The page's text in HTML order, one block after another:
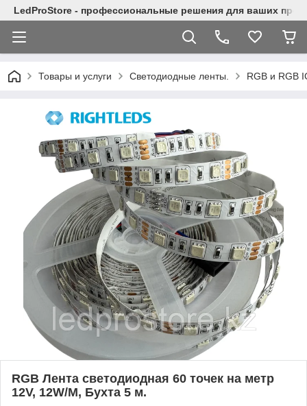
LedProStore - профессиональные решения для ваших
Товары и услуги Светодиодные ленты. RGB и RGB
RGB Лента светодиодная 60 точек на метр
12V, 12W/M, Бухта 5 м.